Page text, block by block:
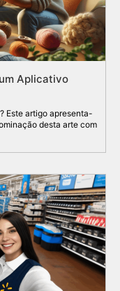
Aplicativo
Este artigo apresenta-
desta arte com